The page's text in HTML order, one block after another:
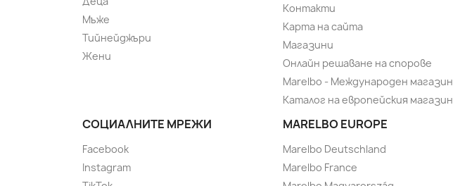
Мъже
Тийнейджъри
Жени
Контакти
Карта на сайта
Магазини
Онлайн решаване на спорове
Marelbo - Международен магазин
Каталог на европейския магазин
СОЦИАЛНИТЕ МРЕЖИ
Facebook
Instagram
MARELBO EUROPE
Marelbo Deutschland
Marelbo France